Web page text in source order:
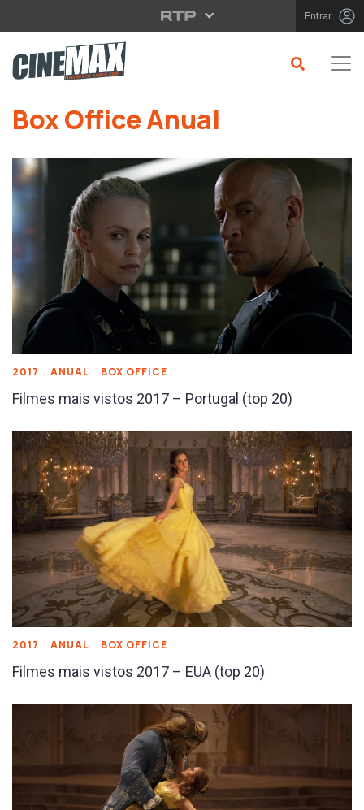
Saltar para o conteúdo principal Entrar
Box Office Anual
2017 ANUAL BOX OFFICE
Filmes mais vistos 2017 – Portugal (top 20)
2017 ANUAL BOX OFFICE
Filmes mais vistos 2017 – EUA (top 20)